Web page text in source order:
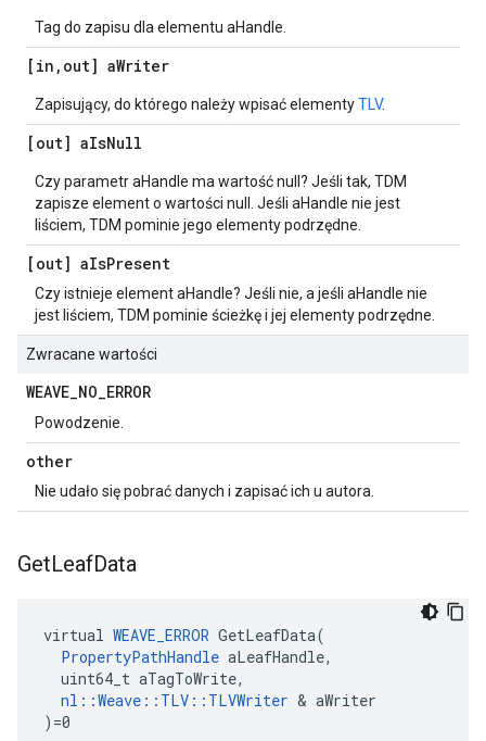
Tag do zapisu dla elementu aHandle.
[in , out] aWriter
Zapisujący, do którego należy wpisać elementyTLV.
[out] aIsNull
Czy parametr aHandle ma wartość null? Jeśli tak, TDM
zapisze element o wartości null. Jeśli aHandle nie jest
liściem, TDM pominie jego elementy podrzędne.
[out] aIsPresent
Czy istnieje element aHandle? Jeśli nie, a jeśli aHandle nie
jest liściem, TDM pominie ścieżkę i jej elementy podrzędne.
Zwracane wartości
WEAVE_NO_ERROR
Powodzenie.
other
Nie udało się pobrać danych i zapisać ich u autora.
GetLeafData
virtual WEAVE_ERROR GetLeafData(
PropertyPathHandle aLeafHandle,
  uint64_t aTagToWrite,
nl::Weave::TLV::TLVWriter & aWriter
)=0